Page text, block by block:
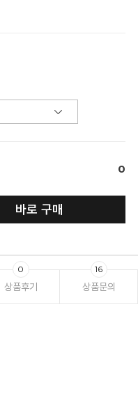
0
바로 구매
상품후기
0
상품문의
16